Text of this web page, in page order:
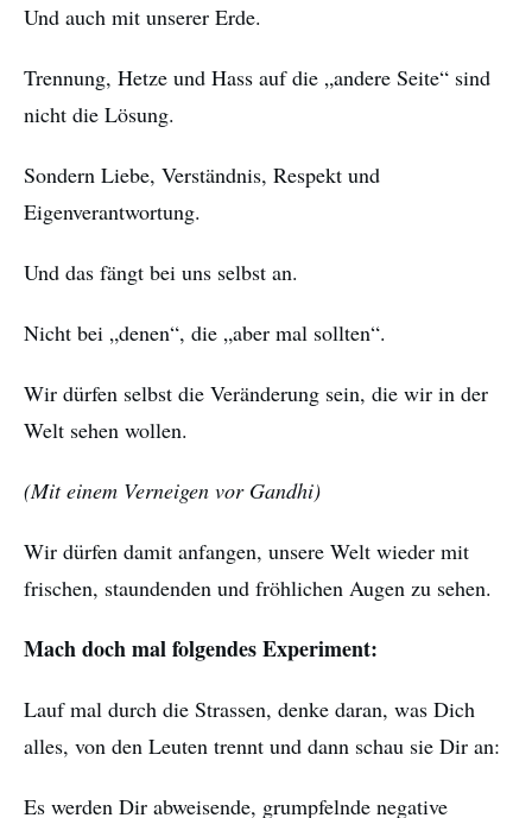
Und auch mit unserer Erde.
Trennung, Hetze und Hass auf die „andere Seite“ sind
nicht die Lösung.
Sondern Liebe, Verständnis, Respekt und
Eigenverantwortung.
Und das fängt bei uns selbst an.
Nicht bei „denen“, die „aber mal sollten“.
Wir dürfen selbst die Veränderung sein, die wir in der
Welt sehen wollen.
(Mit einem Verneigen vor Gandhi)
Wir dürfen damit anfangen, unsere Welt wieder mit
frischen, staundenden und fröhlichen Augen zu sehen.
Mach doch mal folgendes Experiment:
Lauf mal durch die Strassen, denke daran, was Dich
alles, von den Leuten trennt und dann schau sie Dir an:
Es werden Dir abweisende, grumpfelnde negative